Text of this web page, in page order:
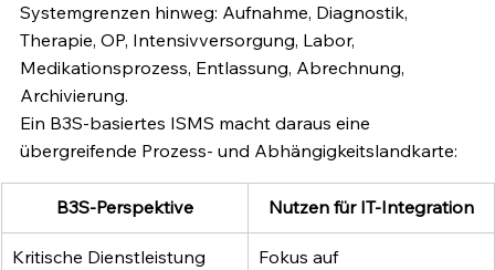
Systemgrenzen hinweg: Aufnahme, Diagnostik,
Therapie, OP, Intensivversorgung, Labor,
Medikationsprozess, Entlassung, Abrechnung,
Archivierung.
Ein B3S-basiertes ISMS macht daraus eine
übergreifende Prozess- und Abhängigkeitslandkarte:
B3S-Perspektive Nutzen für IT-Integration
Kritische Dienstleistung
Fokus auf